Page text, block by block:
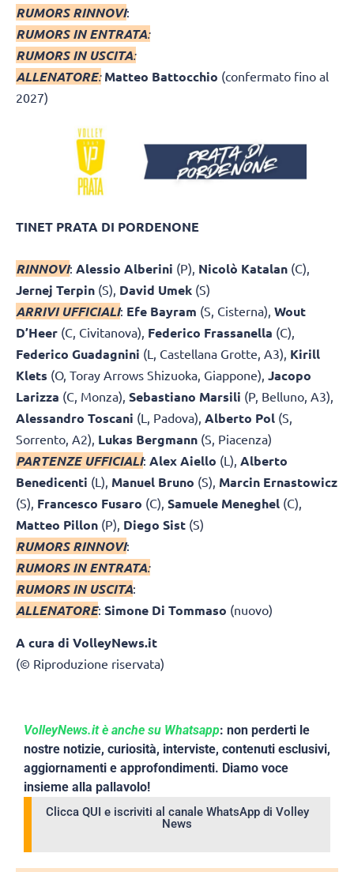
RUMORS RINNOVI:
RUMORS IN ENTRATA:
RUMORS IN USCITA:
ALLENATORE: Matteo Battocchio (confermato fino al
2027)
TINET PRATA DI PORDENONE
RINNOVI: Alessio Alberini (P), Nicolò Katalan (C),
Jernej Terpin (S), David Umek (S)
ARRIVI UFFICIALI: Efe Bayram (S, Cisterna), Wout
D’Heer (C, Civitanova), Federico Frassanella (C),
Federico Guadagnini (L, Castellana Grotte, A3), Kirill
Klets (O, Toray Arrows Shizuoka, Giappone), Jacopo
Larizza (C, Monza), Sebastiano Marsili (P, Belluno, A3),
Alessandro Toscani (L, Padova), Alberto Pol (S,
Sorrento, A2), Lukas Bergmann (S, Piacenza)
PARTENZE UFFICIALI: Alex Aiello (L), Alberto
Benedicenti (L), Manuel Bruno (S), Marcin Ernastowicz
(S), Francesco Fusaro (C), Samuele Meneghel (C),
Matteo Pillon (P), Diego Sist (S)
RUMORS RINNOVI:
RUMORS IN ENTRATA:
RUMORS IN USCITA:
ALLENATORE: Simone Di Tommaso (nuovo)
A cura di VolleyNews.it
(© Riproduzione riservata)
VolleyNews.it è anche su Whatsapp: non perderti le
nostre notizie, curiosità, interviste, contenuti esclusivi,
aggiornamenti e approfondimenti. Diamo voce
insieme alla pallavolo!
Clicca QUI e iscriviti al canale WhatsApp di Volley
News